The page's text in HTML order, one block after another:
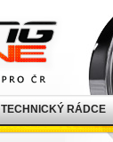
TECHNICKÝ RÁDCE